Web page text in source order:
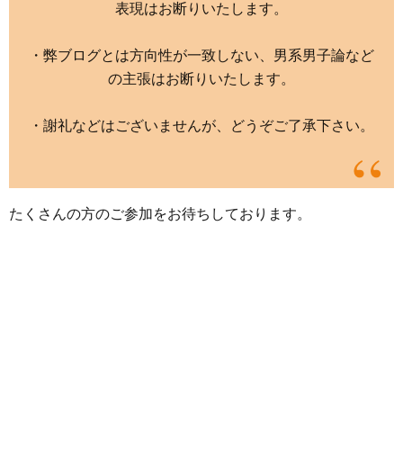
表現はお断りいたします。
・弊ブログとは方向性が一致しない、男系男子論など
の主張はお断りいたします。
・謝礼などはございませんが、どうぞご了承下さい。
たくさんの方のご参加をお待ちしております。